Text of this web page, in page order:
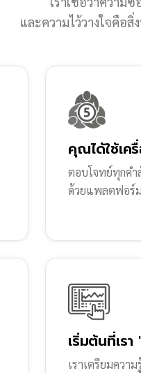
และความไว้วางใจคือสิ่
คุณได้ใช้เค
ตอบโจทย์ทุกคำ
ด้วยแพลตฟอร์
เริ่มต้นที่เร
เราเตรียมควา